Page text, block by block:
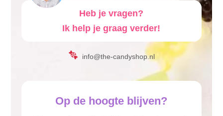
Heb je vragen?
Ik help je graag verder!
info@the-candyshop.nl
Op de hoogte blijven?